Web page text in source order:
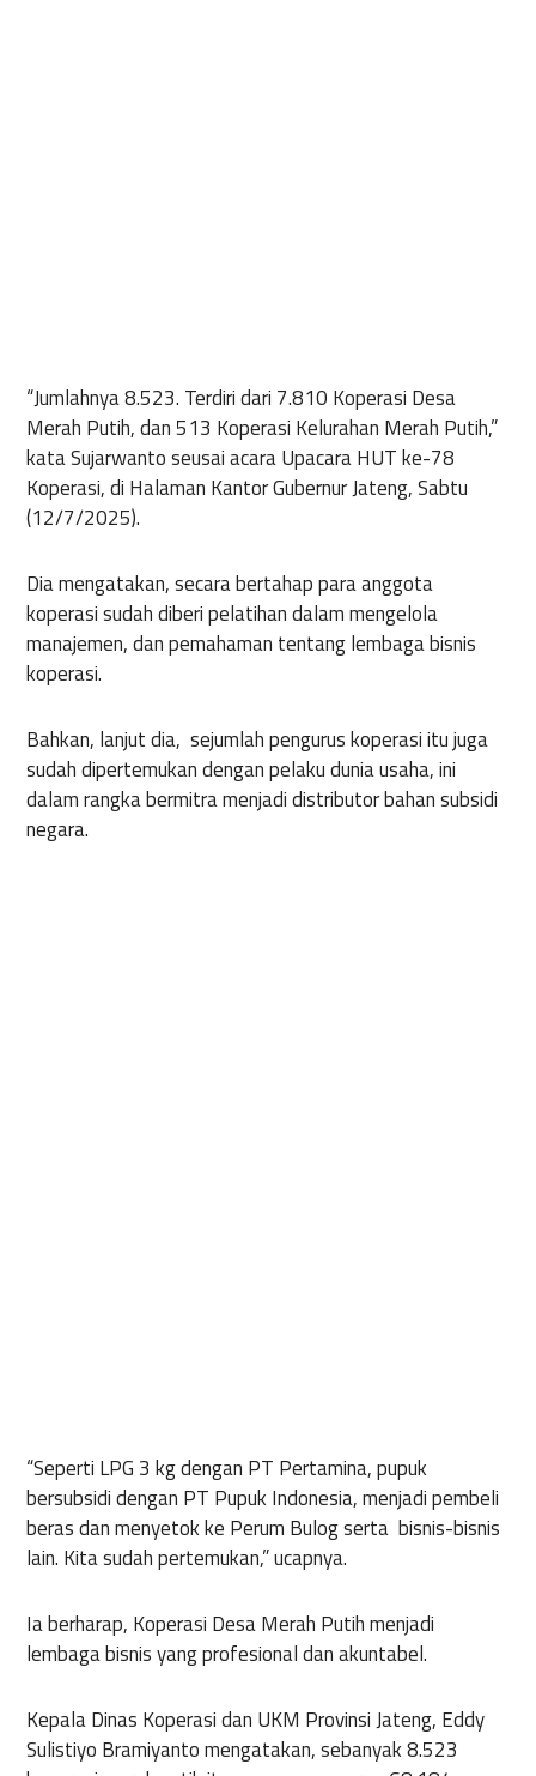
“Jumlahnya 8.523. Terdiri dari 7.810 Koperasi Desa
Merah Putih, dan 513 Koperasi Kelurahan Merah Putih,”
kata Sujarwanto seusai acara Upacara HUT ke-78
Koperasi, di Halaman Kantor Gubernur Jateng, Sabtu
(12/7/2025).
Dia mengatakan, secara bertahap para anggota
koperasi sudah diberi pelatihan dalam mengelola
manajemen, dan pemahaman tentang lembaga bisnis
koperasi.
Bahkan, lanjut dia, sejumlah pengurus koperasi itu juga
sudah dipertemukan dengan pelaku dunia usaha, ini
dalam rangka bermitra menjadi distributor bahan subsidi
negara.
“Seperti LPG 3 kg dengan PT Pertamina, pupuk
bersubsidi dengan PT Pupuk Indonesia, menjadi pembeli
beras dan menyetok ke Perum Bulog serta bisnis-bisnis
lain. Kita sudah pertemukan,” ucapnya.
Ia berharap, Koperasi Desa Merah Putih menjadi
lembaga bisnis yang profesional dan akuntabel.
Kepala Dinas Koperasi dan UKM Provinsi Jateng, Eddy
Sulistiyo Bramiyanto mengatakan, sebanyak 8.523